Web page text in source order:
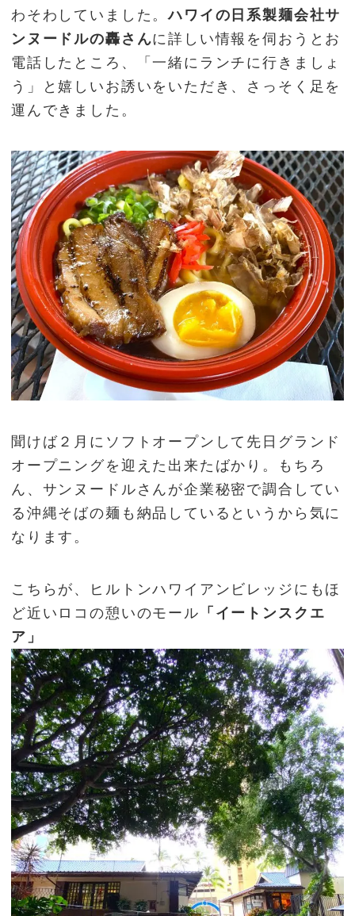
わそわしていました。ハワイの日系製麺会社サ
ンヌードルの轟さんに詳しい情報を伺おうとお
電話したところ、「一緒にランチに行きましょ
う」と嬉しいお誘いをいただき、さっそく足を
運んできました。
聞けば２月にソフトオープンして先日グランド
オープニングを迎えた出来たばかり。もちろ
ん、サンヌードルさんが企業秘密で調合してい
る沖縄そばの麺も納品しているというから気に
なります。
こちらが、ヒルトンハワイアンビレッジにもほ
ど近いロコの憩いのモール 「イートンスクエ
ア」